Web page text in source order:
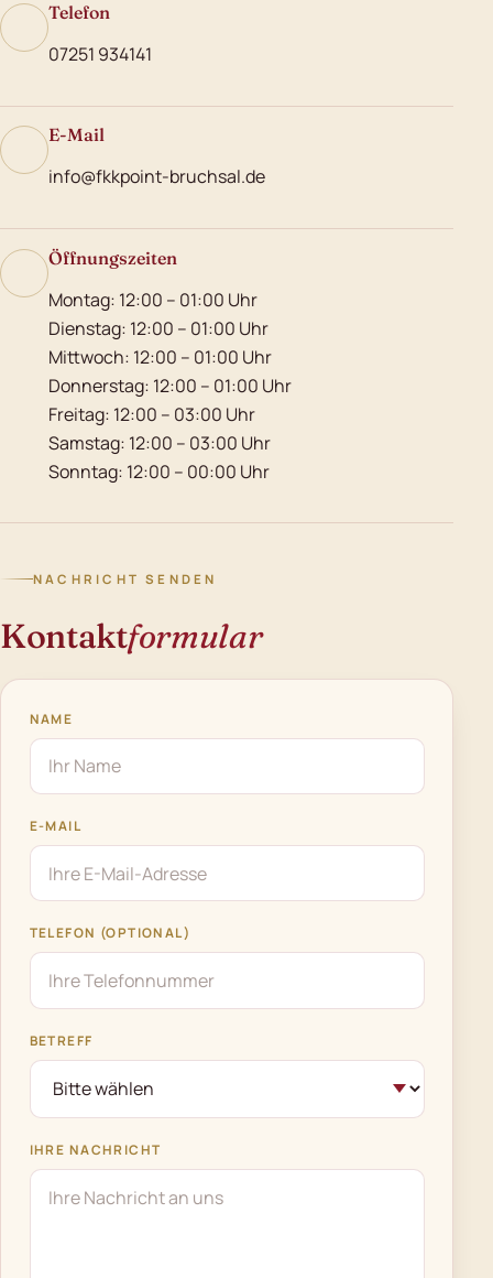
Telefon
07251 934141
E-Mail
info@fkkpoint-bruchsal.de
Öffnungszeiten
Montag: 12:00 – 01:00 Uhr
Dienstag: 12:00 – 01:00 Uhr
Mittwoch: 12:00 – 01:00 Uhr
Donnerstag: 12:00 – 01:00 Uhr
Freitag: 12:00 – 03:00 Uhr
Samstag: 12:00 – 03:00 Uhr
Sonntag: 12:00 – 00:00 Uhr
NACHRICHT SENDEN
Kontaktformular
NAME
E-MAIL
TELEFON (OPTIONAL)
BETREFF
IHRE NACHRICHT